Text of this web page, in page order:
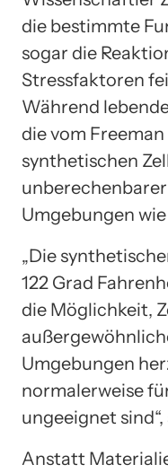
die bestimmte
sogar die
Stressfaktoren
Während
die vom
synthetischen
Umgebungen
„Die
122 Grad
die Möglichkeit,
Umgebungen
normalerweise
ungeeignet
Anstatt